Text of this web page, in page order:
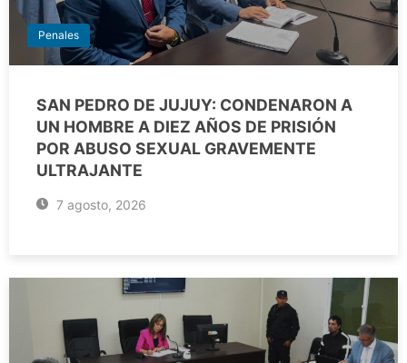
Penales
SAN PEDRO DE JUJUY: CONDENARON A
UN HOMBRE A DIEZ AÑOS DE PRISIÓN
POR ABUSO SEXUAL GRAVEMENTE
ULTRAJANTE
7 agosto, 2026